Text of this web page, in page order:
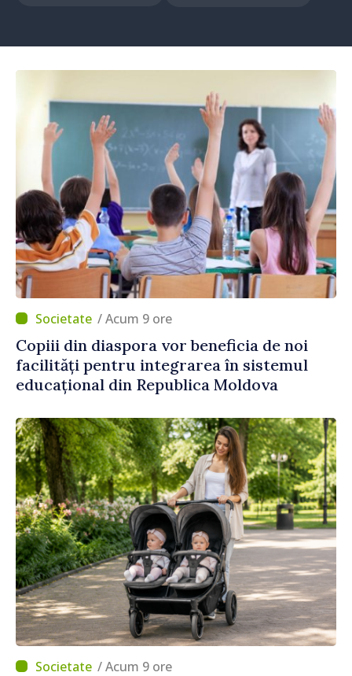
/ Acum 9 ore
Copiii din diaspora vor beneficia de noi
facilități pentru integrarea în sistemul
educațional din Republica Moldova
/ Acum 9 ore